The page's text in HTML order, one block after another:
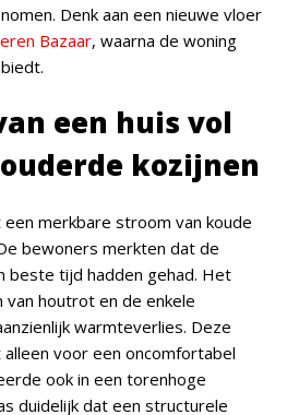
Denk aan een nieuwe vloer
Bazaar, waarna de woning
een huis vol
kozijnen
merkbare stroom van koude
bewoners merkten dat de
beste tijd hadden gehad. Het
houtrot en de enkele
warmteverlies. Deze
voor een oncomfortabel
ook in een torenhoge
duidelijk dat een structurele